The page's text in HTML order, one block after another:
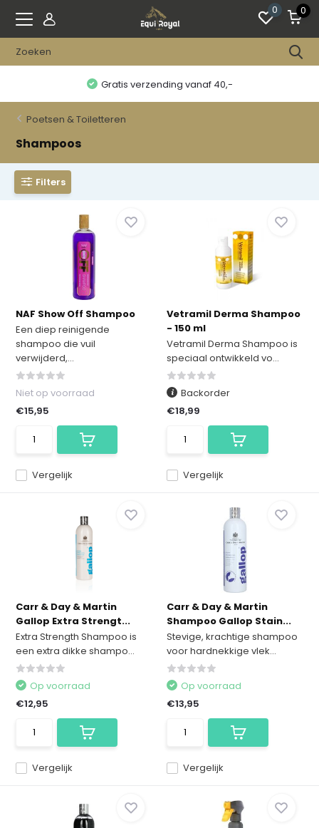
0 0
Gratis verzending vanaf 40,-
Poetsen & Toiletteren
Shampoos
Filters
NAF Show Off Shampoo
Een diep reinigende
shampoo die vuil
verwijderd,...
Vergelijk
Niet op voorraad
€15,95
Vetramil Derma Shampoo
- 150 ml
Vetramil Derma Shampoo is
speciaal ontwikkeld vo...
Vergelijk
Backorder
€18,99
Carr & Day & Martin
Gallop Extra Strengt...
Extra Strength Shampoo is
een extra dikke shampo...
Vergelijk
Op voorraad
€12,95
Carr & Day & Martin
Shampoo Gallop Stain...
Stevige, krachtige shampoo
voor hardnekkige vlek...
Vergelijk
Op voorraad
€13,95